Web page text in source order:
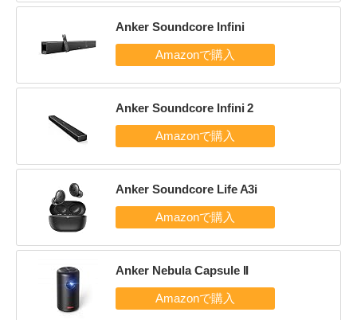
Anker Soundcore Infini
Anker Soundcore Infini 2
Anker Soundcore Life A3i
Anker Nebula Capsule II